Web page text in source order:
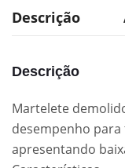
Descrição
Descrição
Martelete
desempenho
apresentando